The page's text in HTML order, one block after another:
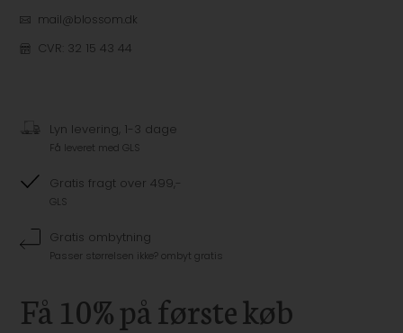
mail@blossom.dk
CVR: 32 15 43 44
Lyn levering, 1-3 dage
Få leveret med GLS
Gratis fragt over 499,-
GLS
Gratis ombytning
Passer størrelsen ikke? ombyt gratis
Få 10% på første køb